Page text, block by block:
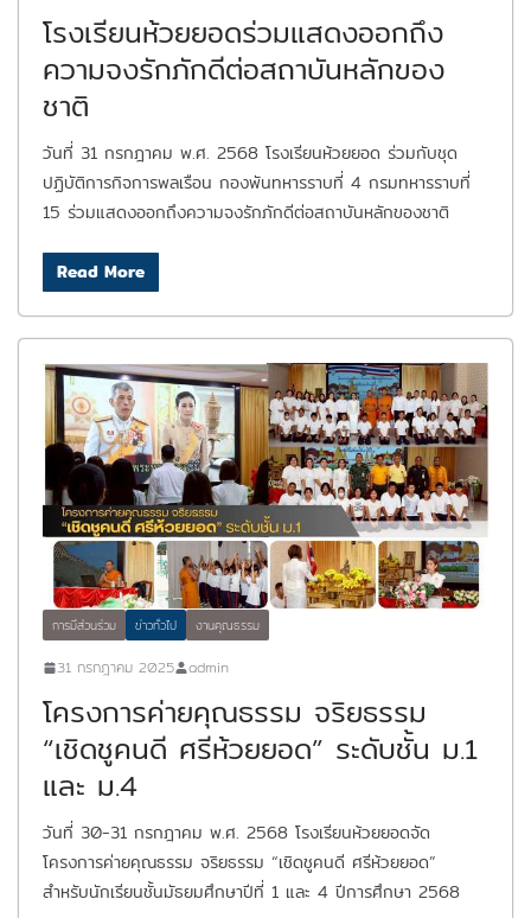
โรงเรียนห้วยยอดร่วมแสดงออกถึง
ความจงรักภักดีต่อสถาบันหลักของ
ชาติ
วันที่ 31 กรกฎาคม พ.ศ. 2568 โรงเรียนห้วยยอด ร่วมกับชุด
ปฏิบัติการกิจการพลเรือน กองพันทหารราบที่ 4 กรมทหารราบที่
15 ร่วมแสดงออกถึงความจงรักภักดีต่อสถาบันหลักของชาติ
Read More
การมีส่วนร่วม ข่าวทั่วไป งานคุณธรรม
31 กรกฎาคม 2025 admin
โครงการค่ายคุณธรรม จริยธรรม
“เชิดชูคนดี ศรีห้วยยอด” ระดับชั้น ม.1
และ ม.4
วันที่ 30-31 กรกฎาคม พ.ศ. 2568 โรงเรียนห้วยยอดจัด
โครงการค่ายคุณธรรม จริยธรรม “เชิดชูคนดี ศรีห้วยยอด”
สำหรับนักเรียนชั้นมัธยมศึกษาปีที่ 1 และ 4 ปีการศึกษา 2568